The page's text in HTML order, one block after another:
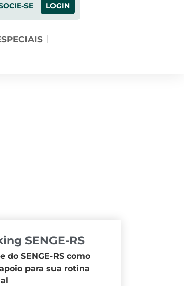
SE LOGIN
SENGE-RS
do SENGE-RS como
para sua rotina